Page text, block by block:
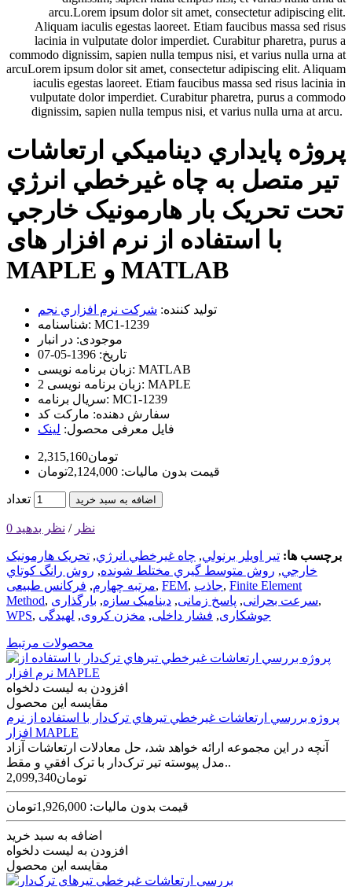
arcu.Lorem ipsum dolor sit amet, consectetur adipiscing elit.
Aliquam iaculis egestas laoreet. Etiam faucibus massa sed risus
lacinia in vulputate dolor imperdiet. Curabitur pharetra, purus a
commodo dignissim, sapien nulla tempus nisi, et varius nulla urna at
arcuLorem ipsum dolor sit amet, consectetur adipiscing elit. Aliquam
iaculis egestas laoreet. Etiam faucibus massa sed risus lacinia in
vulputate dolor imperdiet. Curabitur pharetra, purus a commodo
dignissim, sapien nulla tempus nisi, et varius nulla urna at arcu.
پروژه پايداري ديناميکي ارتعاشات
تير متصل به چاه غيرخطي انرژي
تحت تحريک بار هارمونيک خارجي
با استفاده از نرم افزار های
MAPLE و MATLAB
تولید کننده: شرکت نرم افزاري نجم
شناسنامه: MC1-1239
موجودی: در انبار
تاریخ: 1396-05-07
زبان برنامه نویسی: MATLAB
زبان برنامه نویسی 2: MAPLE
سریال برنامه: MC1-1239
سفارش دهنده: مارکت کد
فایل معرفی محصول: لینک
2,315,160تومان
قیمت بدون مالیات: 2,124,000تومان
تعداد اضافه به سبد خرید
0 نظر / نظر بدهید
برچسب ها: تير اويلر برنولي, چاه غيرخطي انرژي, تحريک هارمونيک
خارجي, روش متوسط گيري مختلط شونده, روش رانگ کوتاي
مرتبه چهارم, فرکانس طبیعی , FEM‌, جاذب, Finite Element
Method, سرعت بحرانی, پاسخ زمانی, دینامیک سازه, بارگذاری
,
WPS‌, جوشکاری, فشار داخلی, مخزن کروی, لهیدگی
محصولات مرتبط
افزودن به لیست دلخواه
مقایسه این محصول
پروژه بررسي ارتعاشات غيرخطي تير‌هاي ترک‌دار با استفاده از نرم
افزار MAPLE
آنچه در اين مجموعه ارائه خواهد شد، حل معادلات ارتعاشات آزاد
مدل پيوسته تير ترک‌دار با ترک افقي و مقط..
2,099,340تومان
قیمت بدون مالیات: 1,926,000تومان
اضافه به سبد خرید
افزودن به لیست دلخواه
مقایسه این محصول